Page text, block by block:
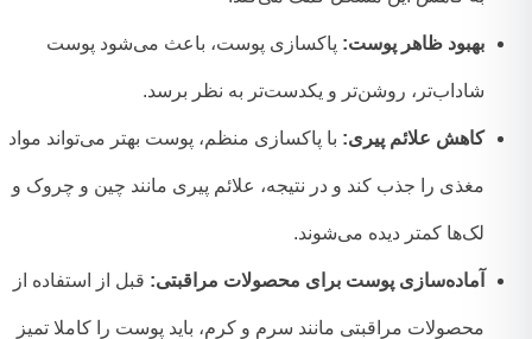
بهبود ظاهر پوست:پاکسازی پوست، باعث می‌شود پوست
شاداب‌تر، روشن‌تر و یکدست‌تر به نظر برسد.
کاهش علائم پیری: با پاکسازی منظم، پوست بهتر می‌تواند مواد
مغذی را جذب کند و در نتیجه، علائم پیری مانند چین و چروک و
لک‌ها کمتر دیده می‌شوند.
آماده‌سازی پوست برای محصولات مراقبتی:قبل از استفاده از
محصولات مراقبتی مانند سرم و کرم، باید پوست را کاملا تمیز